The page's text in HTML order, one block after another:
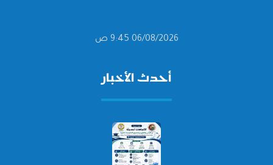
06/08/2026 9:45 ص
أحدث الأخبار